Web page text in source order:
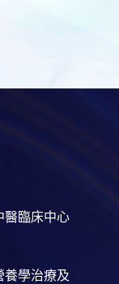
醫臨床中心
養學治療及